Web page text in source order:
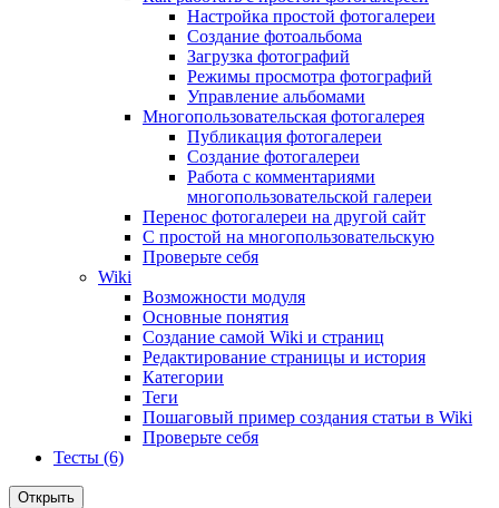
Настройка простой фотогалереи
Создание фотоальбома
Загрузка фотографий
Режимы просмотра фотографий
Управление альбомами
Многопользовательская фотогалерея
Публикация фотогалереи
Создание фотогалереи
Работа с комментариями
многопользовательской галереи
Перенос фотогалереи на другой сайт
С простой на многопользовательскую
Проверьте себя
Wiki
Возможности модуля
Основные понятия
Создание самой Wiki и страниц
Редактирование страницы и история
Категории
Теги
Пошаговый пример создания статьи в Wiki
Проверьте себя
Тесты (6)
Открыть